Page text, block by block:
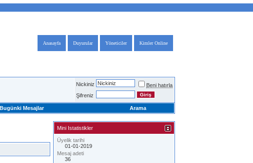
Kimler Online
Yöneticiler
Duyurular
Anasayfa
Nickiniz
Beni hatırla
Şifreniz
Bugünki Mesajlar Arama
Mini Istatistikler
Üyelik tarihi
01-01-2019
Mesaj adeti
36